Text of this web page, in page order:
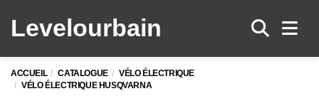
Levelourbain
ACCUEIL CATALOGUE
VÉLO ÉLECTRIQUE
VÉLO ÉLECTRIQUE HUSQVARNA